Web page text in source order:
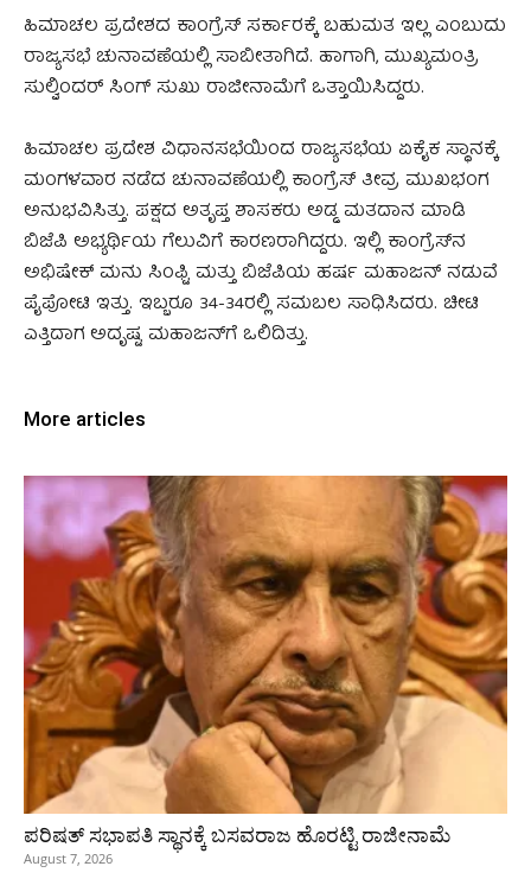
ಹಿಮಾಚಲ ಪ್ರದೇಶದ ಕಾಂಗ್ರೆಸ್ ಸರ್ಕಾರಕ್ಕೆ ಬಹುಮತ ಇಲ್ಲ ಎಂಬುದು
ರಾಜ್ಯಸಭೆ ಚುನಾವಣೆಯಲ್ಲಿ ಸಾಬೀತಾಗಿದೆ. ಹಾಗಾಗಿ, ಮುಖ್ಯಮಂತ್ರಿ
ಸುಲ್ವಿಂದರ್ ಸಿಂಗ್‌ ಸುಖು ರಾಜೀನಾಮೆಗೆ ಒತ್ತಾಯಿಸಿದ್ದರು.
ಹಿಮಾಚಲ ಪ್ರದೇಶ ವಿಧಾನಸಭೆಯಿಂದ ರಾಜ್ಯಸಭೆಯ ಏಕೈಕ ಸ್ಥಾನಕ್ಕೆ
ಮಂಗಳವಾರ ನಡೆದ ಚುನಾವಣೆಯಲ್ಲಿ ಕಾಂಗ್ರೆಸ್ ತೀವ್ರ ಮುಖಭಂಗ
ಅನುಭವಿಸಿತ್ತು. ಪಕ್ಷದ ಅತೃಪ್ತ ಶಾಸಕರು ಅಡ್ಡ ಮತದಾನ ಮಾಡಿ
ಬಿಜೆಪಿ ಅಭ್ಯರ್ಥಿಯ ಗೆಲುವಿಗೆ ಕಾರಣರಾಗಿದ್ದರು. ಇಲ್ಲಿ ಕಾಂಗ್ರೆಸ್‌ನ
ಅಭಿಷೇಕ್ ಮನು ಸಿಂಫ್ಟಿ ಮತ್ತು ಬಿಜೆಪಿಯ ಹರ್ಷ ಮಹಾಜನ್ ನಡುವೆ
ಪೈಪೋಟಿ ಇತ್ತು. ಇಬ್ಬರೂ 34-34ರಲ್ಲಿ ಸಮಬಲ ಸಾಧಿಸಿದರು. ಚೀಟಿ
ಎತ್ತಿದಾಗ ಅದೃಷ್ಟ ಮಹಾಜನ್‌ಗೆ ಒಲಿದಿತ್ತು.
More articles
ಪರಿಷತ್‌ ಸಭಾಪತಿ ಸ್ಥಾನಕ್ಕೆ ಬಸವರಾಜ ಹೊರಟ್ಟಿ ರಾಜೀನಾಮೆ
August 7, 2026